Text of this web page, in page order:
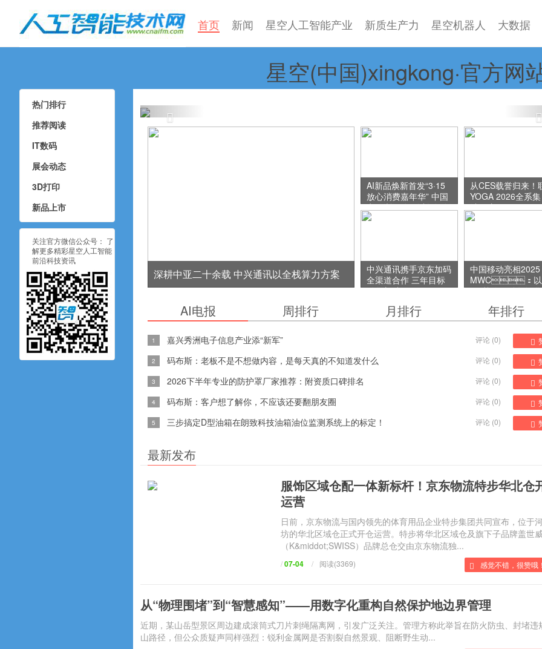
星空(中国)xingkong·官方网
星空人工智能蘑
菇视频下载免费
首页 新闻 星空人工智能产业 新质生产力 星空机器人 大数据
中科曙光超智融合算力集群，正式接入全国一体化算力网！
深耕中亚二十余载 中兴通讯以全栈算力方案
AI新品焕新首发“3·15
放心消费嘉年华” 中国
电信浙江公司以数智创
新引领消费新体验
从CES载誉归来
YOGA 2026全系集
结：这届
AIPC，真的
中兴通讯携手京东加码
全渠道合作 三年目标
销售额破百亿元
中国移动亮相2025
MWC：以
AI+战略驱动数智
AI电报 周排行 月排行 年排行
评论 (0)
1 嘉兴秀洲电子信息产业添“新军”
评论 (0)
2 码布斯：老板不是不想做内容，是每天真的不知道发什么
评论 (0)
3 2026下半年专业的防护罩厂家推荐：附资质口碑排名
评论 (0)
4 码布斯：客户想了解你，不应该还要翻朋友圈
评论 (0)
5 三步搞定D型油箱在朗致科技油箱油位监测系统上的标定！
最新发布
服饰区域仓配一体新标杆！京东物流特步华北仓
运营
日前，京东物流与国内领先的体育用品企业特步集团共同宣布，位于
坊的华北区域仓正式开仓运营。特步将华北区域仓及旗下子品牌盖世
（K&middot;SWISS）品牌总仓交由京东物流独...
/07-04 / 感觉不错，很赞哦
阅读(3369)
从“物理围堵”到“智慧感知”——用数字化重构自然保护地边界管理
近期，某山岳型景区周边建成滚筒式刀片刺绳隔离网，引发广泛关注。管理方称此举旨在防火防虫、封堵
山路径，但公众质疑声同样强烈：锐利金属网是否割裂自然景观、阻断野生动...
热门排行
推荐阅读
IT数码
展会动态
3D打印
新品上市
关注官方微信公众号： 了
解更多精彩星空人工智能
前沿科技资讯